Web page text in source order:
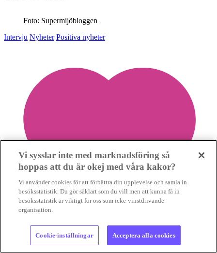
Foto: Supermijöbloggen
Intervju Nyheter Positiva nyheter
Vi sysslar inte med marknadsföring så
hoppas att du är okej med våra kakor?
Vi använder cookies för att förbättra din upplevelse och samla in
besöksstatistik. Du gör såklart som du vill men att kunna få in
besöksstatistik är viktigt för oss som icke-vinstdrivande
organisation.
Cookie-inställningar Acceptera alla cookies